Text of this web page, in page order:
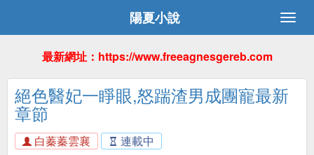
陽夏小說
最新網址：https://www.freeagnesgereb.com
絕色醫妃一睜眼,怒踹渣男成團寵最新
章節
白蓁蓁雲襄
連載中